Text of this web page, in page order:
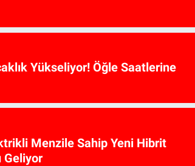
Yükseliyor! Öğle Saatlerine
Menzile Sahip Yeni Hibrit
Geliyor